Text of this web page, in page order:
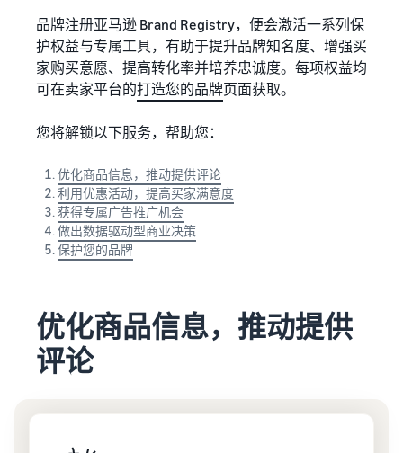
品牌注册亚马逊 Brand Registry，便会激活一系列保
护权益与专属工具，有助于提升品牌知名度、增强买
家购买意愿、提高转化率并培养忠诚度。每项权益均
可在卖家平台的打造您的品牌页面获取。
您将解锁以下服务，帮助您：
优化商品信息，推动提供评论
利用优惠活动，提高买家满意度
获得专属广告推广机会
做出数据驱动型商业决策
保护您的品牌
优化商品信息，推动提供
评论